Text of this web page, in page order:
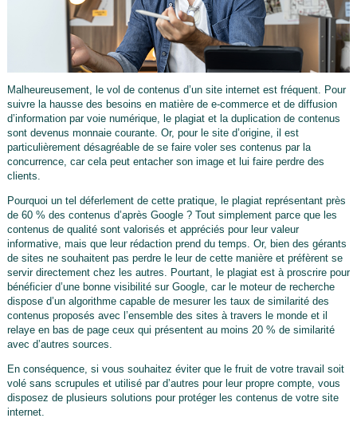
Malheureusement, le vol de contenus d’un site internet est fréquent. Pour
suivre la hausse des besoins en matière de e-commerce et de diffusion
d’information par voie numérique, le plagiat et la duplication de contenus
sont devenus monnaie courante. Or, pour le site d’origine, il est
particulièrement désagréable de se faire voler ses contenus par la
concurrence, car cela peut entacher son image et lui faire perdre des
clients.
Pourquoi un tel déferlement de cette pratique, le plagiat représentant près
de 60 % des contenus d’après Google ? Tout simplement parce que les
contenus de qualité sont valorisés et appréciés pour leur valeur
informative, mais que leur rédaction prend du temps. Or, bien des gérants
de sites ne souhaitent pas perdre le leur de cette manière et préfèrent se
servir directement chez les autres. Pourtant, le plagiat est à proscrire pour
bénéficier d’une bonne visibilité sur Google, car le moteur de recherche
dispose d’un algorithme capable de mesurer les taux de similarité des
contenus proposés avec l’ensemble des sites à travers le monde et il
relaye en bas de page ceux qui présentent au moins 20 % de similarité
avec d’autres sources.
En conséquence, si vous souhaitez éviter que le fruit de votre travail soit
volé sans scrupules et utilisé par d’autres pour leur propre compte, vous
disposez de plusieurs solutions pour protéger les contenus de votre site
internet.